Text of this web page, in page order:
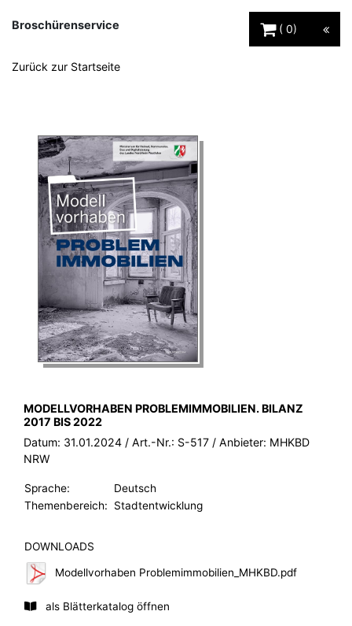
Broschürenservice
0
Zurück zur Startseite
BROSCHÜRE:
MODELLVORHABEN PROBLEMIMMOBILIEN. BILANZ
2017 BIS 2022
Datum: 31.01.2024 / Art.-Nr.: S-517 / Anbieter: MHKBD
NRW
Sprache:
Deutsch
Themenbereich:
Stadtentwicklung
DOWNLOADS
Modellvorhaben Problemimmobilien_MHKBD.pdf
als Blätterkatalog öffnen